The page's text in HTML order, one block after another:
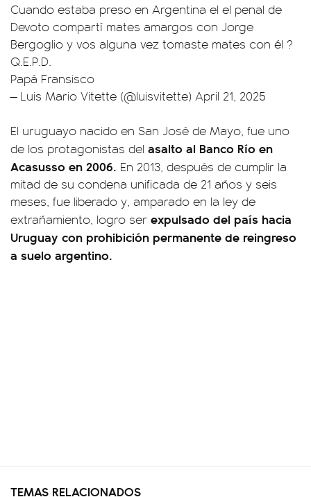
Cuando estaba preso en Argentina el el penal de
Devoto compartí mates amargos con Jorge
Bergoglio y vos alguna vez tomaste mates con él ?
Q.E.P.D.
Papá Fransisco
— Luis Mario Vitette (@luisvitette) April 21, 2025
El uruguayo nacido en San José de Mayo, fue uno
de los protagonistas del asalto al Banco Río en
Acasusso en 2006. En 2013, después de cumplir la
mitad de su condena unificada de 21 años y seis
meses, fue liberado y, amparado en la ley de
extrañamiento, logro ser expulsado del país hacia
Uruguay con prohibición permanente de reingreso
a suelo argentino.
TEMAS RELACIONADOS